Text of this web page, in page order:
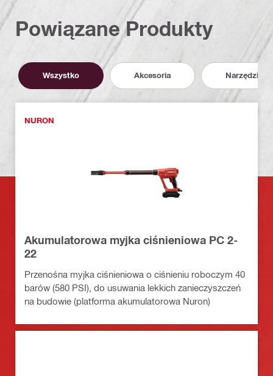
Powiązane Produkty
Wszystko Akcesoria Narzędzia
NURON
Akumulatorowa myjka ciśnieniowa PC 2-
22
Przenośna myjka ciśnieniowa o ciśnieniu roboczym 40
barów (580 PSI), do usuwania lekkich zanieczyszczeń
na budowie (platforma akumulatorowa Nuron)